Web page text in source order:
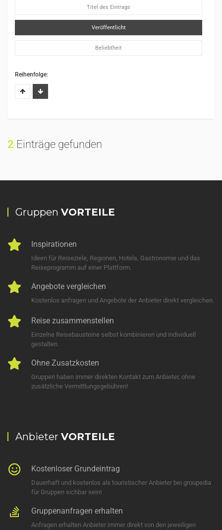
Titel des Eintrags
Veröffentlicht
Beliebtheit
Reihenfolge:
2 Einträge gefunden
Gruppen VORTEILE
Inspirationen
Ideen für Reiseziele, Regionen, Hotels, Gastronomie und das
Reiseprogramm auf einer Plattform.
Angebote vergleichen
Kostenlos anfragen und Angebote der Anbieter direkt vergleichen.
Reise zusammenstellen
Einzelne Reisebausteine selbst kombinieren und individuell
gestalten.
Ohne Zusatzkosten
Gruppen haben immer direkten Kontakt zum Anbieter, ohne
zusätzliche Vermittlungsgebühren!
Anbieter VORTEILE
Kostenloser Grundeintrag
Dauerhaft und kostenlos als touristischer Anbieter bei groupedia
für Gruppen sichbar sein!
Gruppenanfragen erhalten
Anfragen erhalten Anbieter immer direkt von den jeweiligen